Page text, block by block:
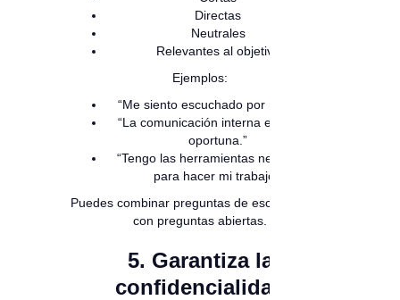
Directas
Neutrales
Relevantes al objetivo
Ejemplos:
“Me siento escuchado por mi líder.”
“La comunicación interna es clara y
oportuna.”
“Tengo las herramientas necesarias
para hacer mi trabajo.”
Puedes combinar preguntas de escala (1 a 5)
con preguntas abiertas.
5. Garantiza la
confidencialidad